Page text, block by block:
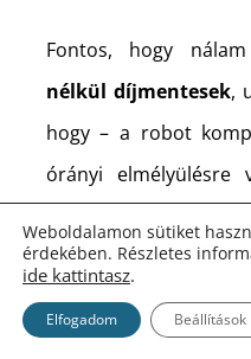
Fontos, hogy
nélkül díjmentesek,
hogy – a robot
órányi elmélyülésre
finanszíroznod.
fejben tartani több
Míg az átadást
Weboldalamon sütiket
érdekében. Részletes
ide kattintasz.
Elfogadom Beállítások